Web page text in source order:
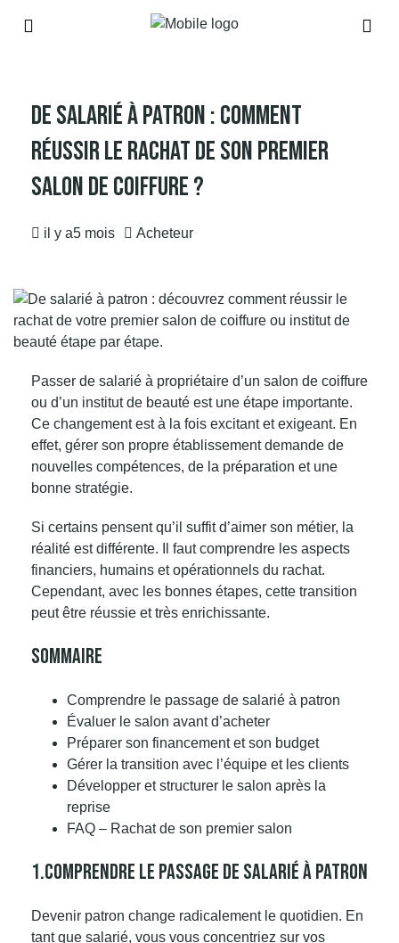
De Salarié À Patron : Comment
Réussir Le Rachat De Son Premier
Salon De Coiffure ?
il y a5 mois Acheteur
Passer de salarié à propriétaire d’un salon de coiffure
ou d’un institut de beauté est une étape importante.
Ce changement est à la fois excitant et exigeant. En
effet, gérer son propre établissement demande de
nouvelles compétences, de la préparation et une
bonne stratégie.
Si certains pensent qu’il suffit d’aimer son métier, la
réalité est différente. Il faut comprendre les aspects
financiers, humains et opérationnels du rachat.
Cependant, avec les bonnes étapes, cette transition
peut être réussie et très enrichissante.
Sommaire
Comprendre le passage de salarié à patron
Évaluer le salon avant d’acheter
Préparer son financement et son budget
Gérer la transition avec l’équipe et les clients
Développer et structurer le salon après la
reprise
FAQ – Rachat de son premier salon
1.Comprendre Le Passage De Salarié À Patron
Devenir patron change radicalement le quotidien. En
tant que salarié, vous vous concentriez sur vos